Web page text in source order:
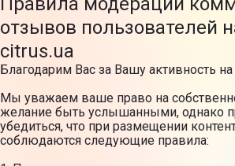
отзывов пользователей
citrus.ua
Благодарим Вас за Вашу активность на
Мы уважаем ваше право на
желание быть услышанными, однако
убедиться, что при размещении
соблюдаются следующие правила: